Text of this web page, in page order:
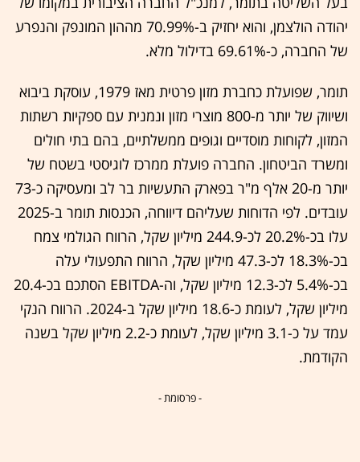
יהודה הולצמן, והוא יחזיק ב-70.99% מההון המונפק והנפרע
של החברה, כ-69.61% בדילול מלא.
תומר, שפועלת כחברת מזון פרטית מאז 1979, עוסקת ביבוא
ושיווק של יותר מ-800 מוצרי מזון ונמנית עם ספקיות רשתות
המזון, לקוחות מוסדיים וגופים ממשלתיים, בהם בתי חולים
ומשרד הביטחון. החברה פועלת ממרכז לוגיסטי בשטח של
יותר מ-20 אלף מ"ר בפארק התעשיות בר לב ומעסיקה כ-73
עובדים. לפי הדוחות שעליהם דיווחה, הכנסות תומר ב-2025
עלו בכ-20.2% לכ-244.9 מיליון שקל, הרווח הגולמי צמח
בכ-18.3% לכ-47.3 מיליון שקל, הרווח התפעולי עלה
בכ-5.4% לכ-12.3 מיליון שקל, וה-EBITDA הסתכם בכ-20.4
מיליון שקל, לעומת כ-18.6 מיליון שקל ב-2024. הרווח הנקי
עמד על כ-3.1 מיליון שקל, לעומת כ-2.2 מיליון שקל בשנה
הקודמת.
- פרסומת -